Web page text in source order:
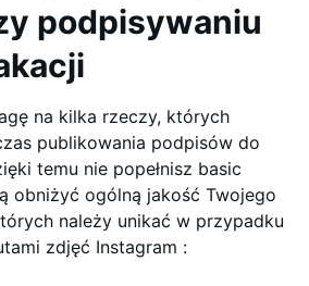
podpisywaniu
na kilka rzeczy, których
publikowania podpisów do
temu nie popełnisz basic
obniżyć ogólną jakość Twojego
należy unikać w przypadku
zdjęć Instagram :